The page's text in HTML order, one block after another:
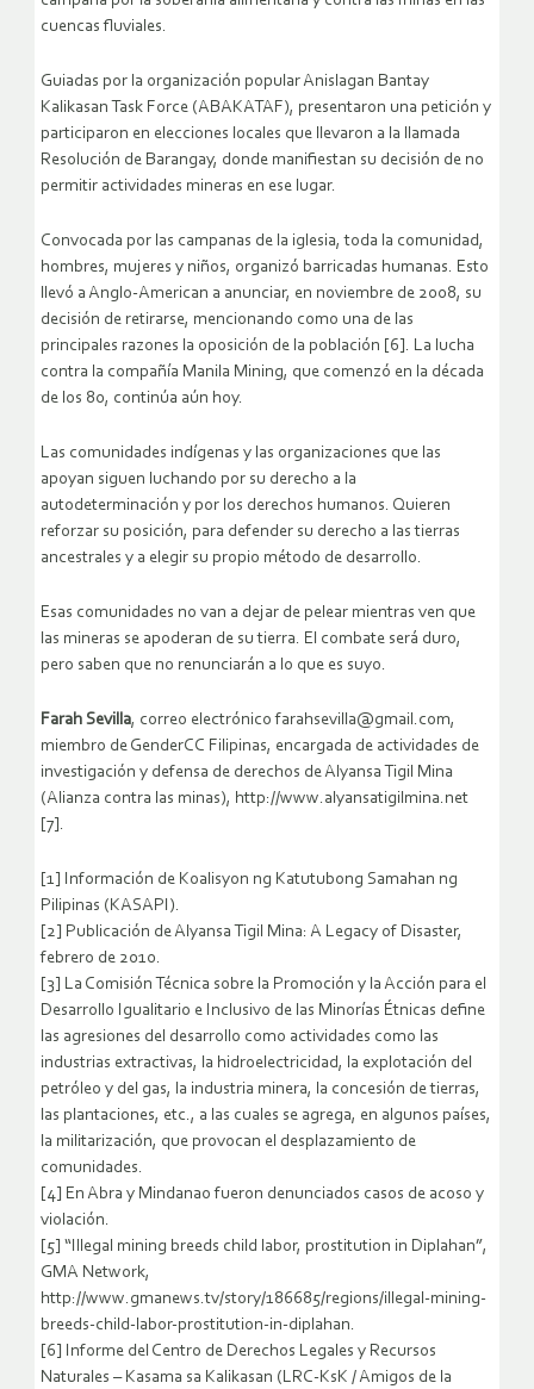
cuencas fluviales.
Guiadas por la organización popular Anislagan Bantay
Kalikasan Task Force (ABAKATAF), presentaron una petición y
participaron en elecciones locales que llevaron a la llamada
Resolución de Barangay, donde manifiestan su decisión de no
permitir actividades mineras en ese lugar.
Convocada por las campanas de la iglesia, toda la comunidad,
hombres, mujeres y niños, organizó barricadas humanas. Esto
llevó a Anglo-American a anunciar, en noviembre de 2008, su
decisión de retirarse, mencionando como una de las
principales razones la oposición de la población [6]. La lucha
contra la compañía Manila Mining, que comenzó en la década
de los 80, continúa aún hoy.
Las comunidades indígenas y las organizaciones que las
apoyan siguen luchando por su derecho a la
autodeterminación y por los derechos humanos. Quieren
reforzar su posición, para defender su derecho a las tierras
ancestrales y a elegir su propio método de desarrollo.
Esas comunidades no van a dejar de pelear mientras ven que
las mineras se apoderan de su tierra. El combate será duro,
pero saben que no renunciarán a lo que es suyo.
Farah Sevilla, correo electrónico farahsevilla@gmail.com,
miembro de GenderCC Filipinas, encargada de actividades de
investigación y defensa de derechos de Alyansa Tigil Mina
(Alianza contra las minas), http://www.alyansatigilmina.net
[7].
[1] Información de Koalisyon ng Katutubong Samahan ng
Pilipinas (KASAPI).
[2] Publicación de Alyansa Tigil Mina: A Legacy of Disaster,
febrero de 2010.
[3] La Comisión Técnica sobre la Promoción y la Acción para el
Desarrollo Igualitario e Inclusivo de las Minorías Étnicas define
las agresiones del desarrollo como actividades como las
industrias extractivas, la hidroelectricidad, la explotación del
petróleo y del gas, la industria minera, la concesión de tierras,
las plantaciones, etc., a las cuales se agrega, en algunos países,
la militarización, que provocan el desplazamiento de
comunidades.
[4] En Abra y Mindanao fueron denunciados casos de acoso y
violación.
[5] “Illegal mining breeds child labor, prostitution in Diplahan”,
GMA Network,
http://www.gmanews.tv/story/186685/regions/illegal-mining-
breeds-child-labor-prostitution-in-diplahan.
[6] Informe del Centro de Derechos Legales y Recursos
Naturales – Kasama sa Kalikasan (LRC-KsK / Amigos de la